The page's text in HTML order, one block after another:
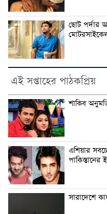
ছোট পর্দার
এই সপ্তাহের পাঠকপ্রিয়
শাকিব
এশিয়ার
পাকিস্তানের
সারাদেশে